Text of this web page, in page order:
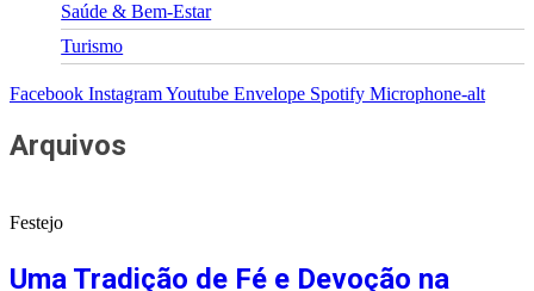
Saúde & Bem-Estar
Turismo
Facebook InstagramYoutube Envelope Spotify Microphone-alt
Arquivos
Festejo
Uma Tradição de Fé e Devoção na